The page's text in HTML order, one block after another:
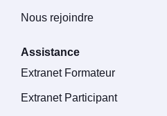
Nous rejoindre
Assistance
Extranet Formateur
Extranet Participant